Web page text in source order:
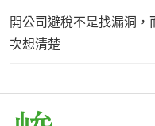
開公司避稅不是找漏洞
次想清楚